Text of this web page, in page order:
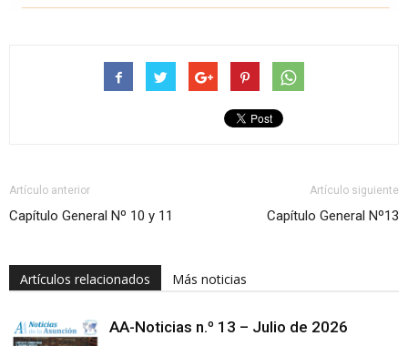
Artículo anterior
Capítulo General Nº 10 y 11
Artículo siguiente
Capítulo General Nº13
Artículos relacionados Más noticias
AA-Noticias n.º 13 – Julio de 2026